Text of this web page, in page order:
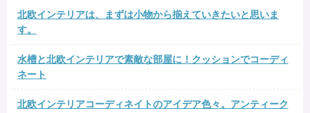
北欧インテリアは、まずは小物から揃えていきたいと思いま
す。
水槽と北欧インテリアで素敵な部屋に！クッションでコーディ
ネート
北欧インテリアコーディネイトのアイデア色々。アンティーク